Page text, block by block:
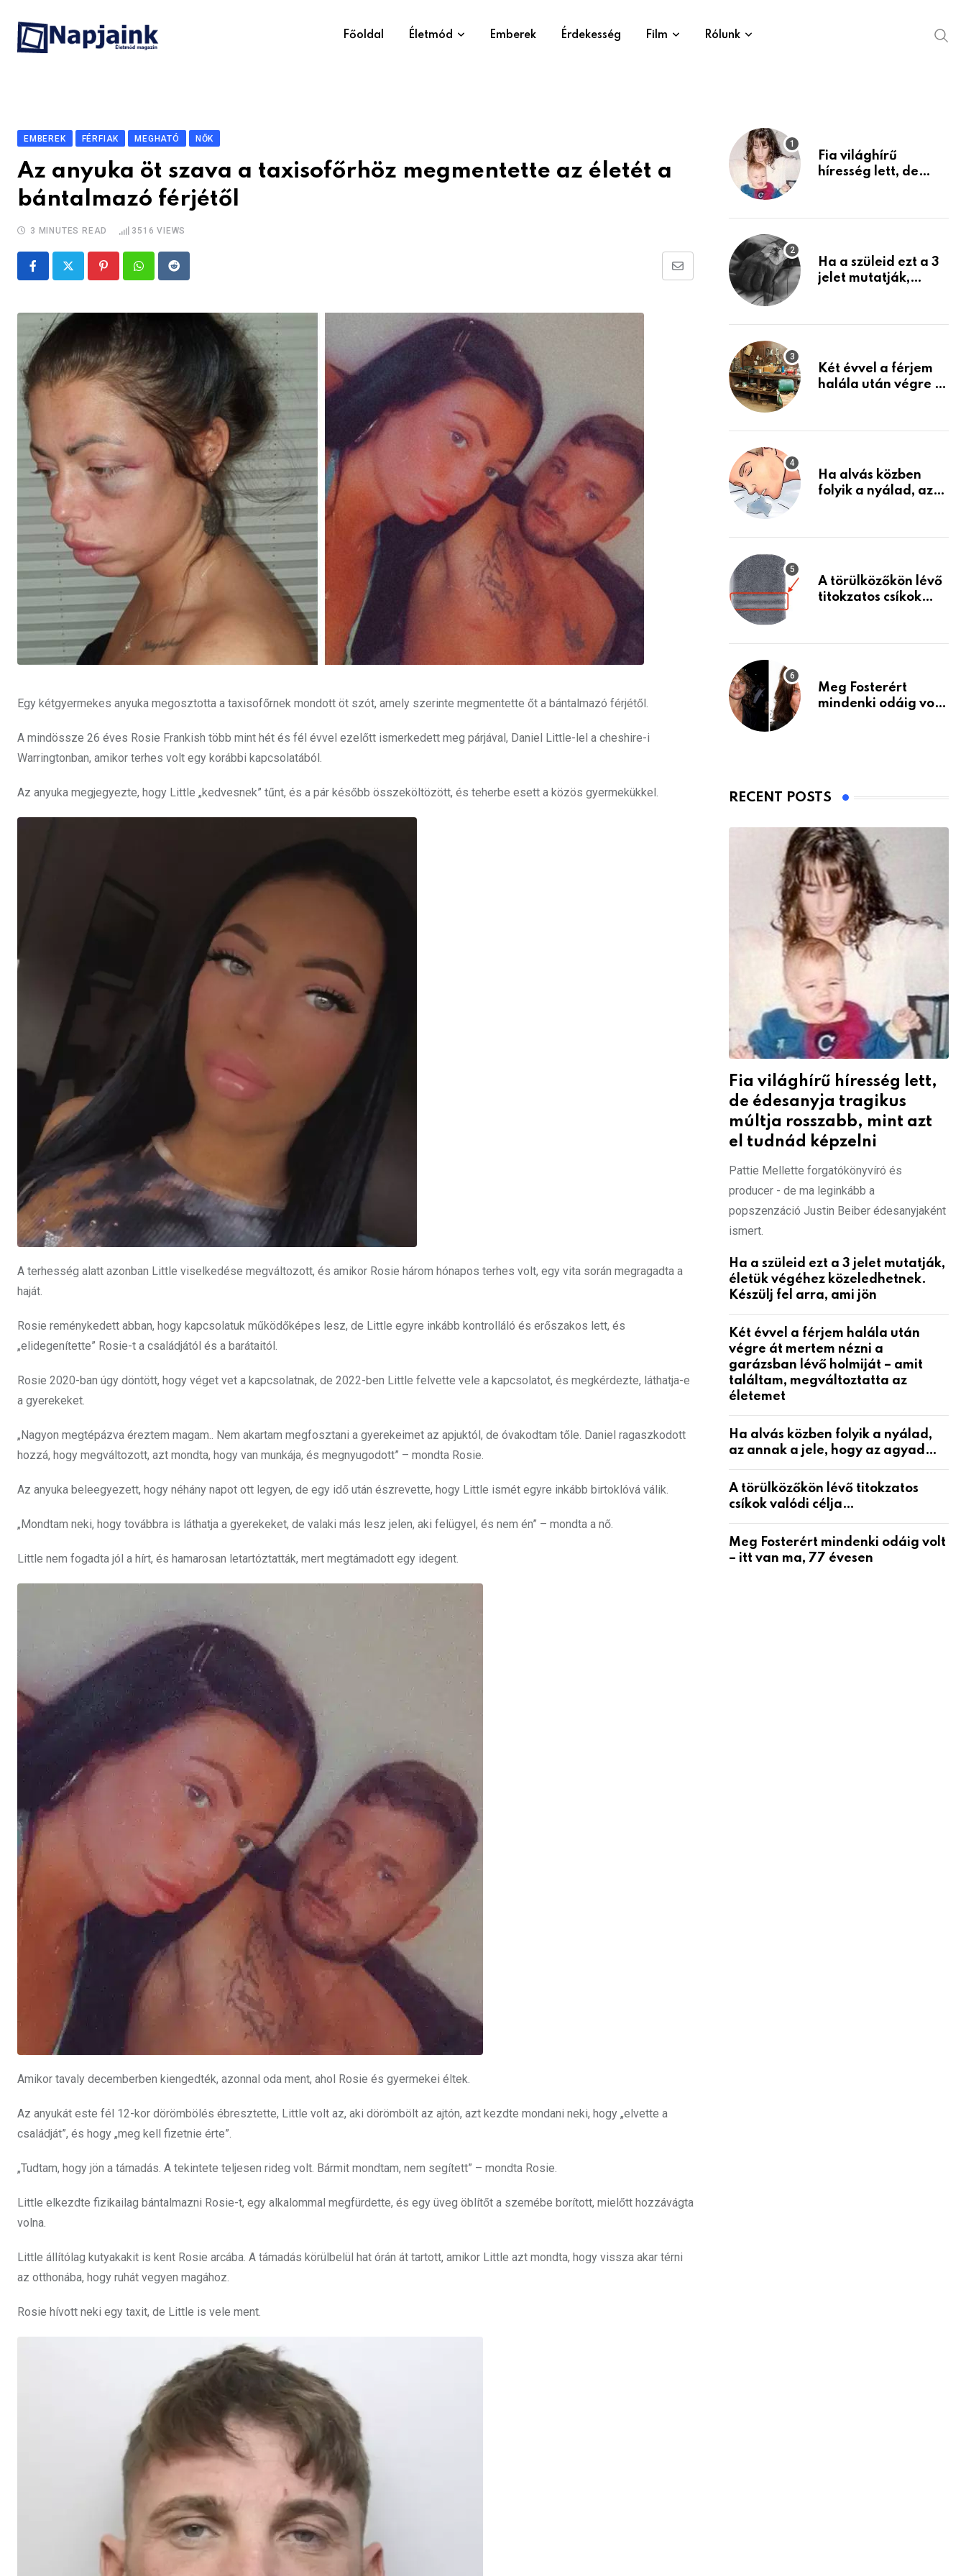
content
Főoldal Életmód Emberek Érdekesség Film Rólunk
EMBEREK FÉRFIAK MEGHATÓ NŐK
Az anyuka öt szava a taxisofőrhöz megmentette az életét a
bántalmazó férjétől
3 MINUTES READ 3516 VIEWS
PinterestWhatsappReddit
Share
Egy kétgyermekes anyuka megosztotta a taxisofőrnek mondott öt szót, amely szerinte megmentette őt a bántalmazó férjétől.
A mindössze 26 éves Rosie Frankish több mint hét és fél évvel ezelőtt ismerkedett meg párjával, Daniel Little-lel a cheshire-i
Warringtonban, amikor terhes volt egy korábbi kapcsolatából.
Az anyuka megjegyezte, hogy Little „kedvesnek” tűnt, és a pár később összeköltözött, és teherbe esett a közös gyermekükkel.
A terhesség alatt azonban Little viselkedése megváltozott, és amikor Rosie három hónapos terhes volt, egy vita során megragadta a
haját.
Rosie reménykedett abban, hogy kapcsolatuk működőképes lesz, de Little egyre inkább kontrolláló és erőszakos lett, és
„elidegenítette” Rosie-t a családjától és a barátaitól.
Rosie 2020-ban úgy döntött, hogy véget vet a kapcsolatnak, de 2022-ben Little felvette vele a kapcsolatot, és megkérdezte, láthatja-e
a gyerekeket.
„Nagyon megtépázva éreztem magam.. Nem akartam megfosztani a gyerekeimet az apjuktól, de óvakodtam tőle. Daniel ragaszkodott
hozzá, hogy megváltozott, azt mondta, hogy van munkája, és megnyugodott” – mondta Rosie.
Az anyuka beleegyezett, hogy néhány napot ott legyen, de egy idő után észrevette, hogy Little ismét egyre inkább birtoklóvá válik.
„Mondtam neki, hogy továbbra is láthatja a gyerekeket, de valaki más lesz jelen, aki felügyel, és nem én” – mondta a nő.
Little nem fogadta jól a hírt, és hamarosan letartóztatták, mert megtámadott egy idegent.
Amikor tavaly decemberben kiengedték, azonnal oda ment, ahol Rosie és gyermekei éltek.
Az anyukát este fél 12-kor dörömbölés ébresztette, Little volt az, aki dörömbölt az ajtón, azt kezdte mondani neki, hogy „elvette a
családját”, és hogy „meg kell fizetnie érte”.
„Tudtam, hogy jön a támadás. A tekintete teljesen rideg volt. Bármit mondtam, nem segített” – mondta Rosie.
Little elkezdte fizikailag bántalmazni Rosie-t, egy alkalommal megfürdette, és egy üveg öblítőt a szemébe borított, mielőtt hozzávágta
volna.
Little állítólag kutyakakit is kent Rosie arcába. A támadás körülbelül hat órán át tartott, amikor Little azt mondta, hogy vissza akar térni
az otthonába, hogy ruhát vegyen magához.
Rosie hívott neki egy taxit, de Little is vele ment.
Fia világhírű
híresség lett, de
mint azt el tudnád
Ha a szüleid ezt a 3
jelet mutatják,
Készülj fel arra, ami
Két évvel a férjem
halála után végre át
holmiját – amit
életemet
Ha alvás közben
folyik a nyálad, az
A törülközőkön lévő
titokzatos csíkok
Meg Fosterért
mindenki odáig volt
RECENT POSTS
Fia világhírű híresség lett,
de édesanyja tragikus
múltja rosszabb, mint azt
el tudnád képzelni
Pattie Mellette forgatókönyvíró és
producer - de ma leginkább a
popszenzáció Justin Beiber édesanyjaként
ismert.
Ha a szüleid ezt a 3 jelet mutatják,
életük végéhez közeledhetnek.
Készülj fel arra, ami jön
Két évvel a férjem halála után
végre át mertem nézni a
garázsban lévő holmiját – amit
találtam, megváltoztatta az
életemet
Ha alvás közben folyik a nyálad,
az annak a jele, hogy az agyad…
A törülközőkön lévő titokzatos
csíkok valódi célja…
Meg Fosterért mindenki odáig volt
– itt van ma, 77 évesen